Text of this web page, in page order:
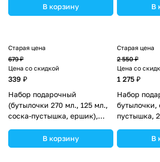
из махры (№3654369).
В корзину
розовый В
Старая цена
679 ₽
Цена со скидкой
339 ₽
Набор подарочный
(бутылочки 270 мл., 125 мл.,
соска-пустышка, ершик),
В корзину
Старая цена
2 550 ₽
Цена со
1 275 ₽
Набор
бутылочки,
пустышка,
(№10061К).
В